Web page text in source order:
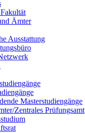
Ämter
Ausstattung
Masterstudiengänge
Zentrales Prüfungsamt